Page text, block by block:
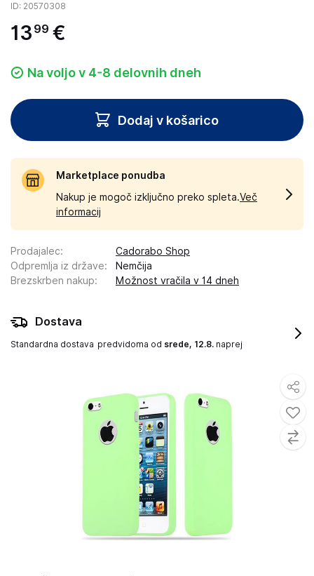
ID: 20570308
13 99 €
Na voljo v 4-8 delovnih dneh
Dodaj v košarico
Marketplace ponudba
Nakup je mogoč izključno preko spleta.Več
informacij
Prodajalec:
Cadorabo Shop
Odpremlja iz države:
Nemčija
Brezskrben nakup: Možnost vračila v 14 dneh
Dostava
Standardna dostava predvidoma od srede, 12.8. naprej